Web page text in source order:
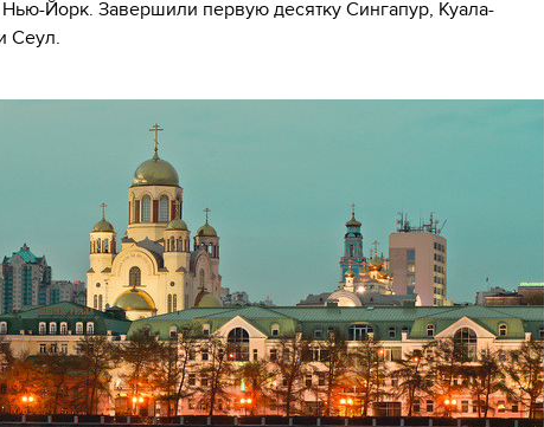
Йорк. Завершили первую десятку Сингапур, Куала-
Сеул.